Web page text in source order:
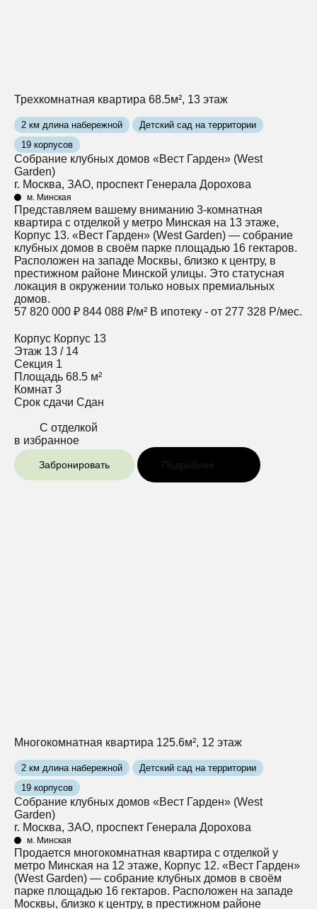
Трехкомнатная квартира 68.5м², 13 этаж
2 км длина набережной
Детский сад на территории
19 корпусов
Собрание клубных домов «Вест Гарден» (West
Garden)
г. Москва, ЗАО, проспект Генерала Дорохова
м. Минская
Представляем вашему вниманию 3-комнатная
квартира с отделкой у метро Минская на 13 этаже,
Корпус 13. «Вест Гарден» (West Garden) — собрание
клубных домов в своём парке площадью 16 гектаров.
Расположен на западе Москвы, близко к центру, в
престижном районе Минской улицы. Это статусная
локация в окружении только новых премиальных
домов.
57 820 000 ₽ 844 088 ₽/м² В ипотеку - от 277 328 Р/мес.
Корпус Корпус 13
Этаж 13 / 14
Секция 1
Площадь 68.5 м²
Комнат 3
Срок сдачи Сдан
С отделкой
в избранное
Забронировать Подробнее
Многокомнатная квартира 125.6м², 12 этаж
2 км длина набережной
Детский сад на территории
19 корпусов
Собрание клубных домов «Вест Гарден» (West
Garden)
г. Москва, ЗАО, проспект Генерала Дорохова
м. Минская
Продается многокомнатная квартира с отделкой у
метро Минская на 12 этаже, Корпус 12. «Вест Гарден»
(West Garden) — собрание клубных домов в своём
парке площадью 16 гектаров. Расположен на западе
Москвы, близко к центру, в престижном районе